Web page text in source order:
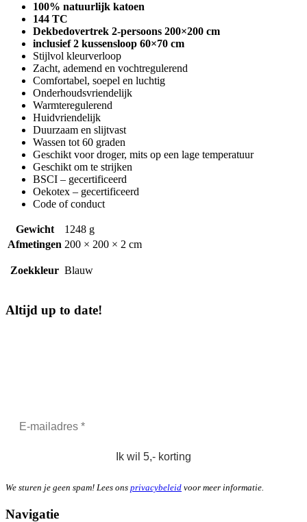
100% natuurlijk katoen
144 TC
Dekbedovertrek 2-persoons 200×200 cm
inclusief 2 kussensloop 60×70 cm
Stijlvol kleurverloop
Zacht, ademend en vochtregulerend
Comfortabel, soepel en luchtig
Onderhoudsvriendelijk
Warmteregulerend
Huidvriendelijk
Duurzaam en slijtvast
Wassen tot 60 graden
Geschikt voor droger, mits op een lage temperatuur
Geschikt om te strijken
BSCI – gecertificeerd
Oekotex – gecertificeerd
Code of conduct
Gewicht
1248 g
Afmetingen 200 × 200 × 2 cm
Zoekkleur Blauw
Altijd up to date!
We sturen je geen spam! Lees ons privacybeleid voor meer informatie.
Navigatie